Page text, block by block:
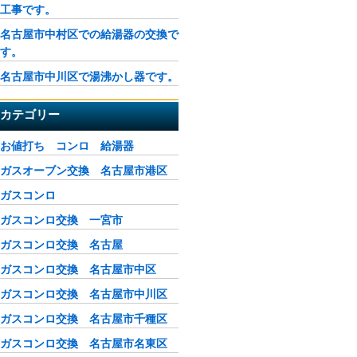
工事です。
名古屋市中村区での給湯器の交換で
す。
名古屋市中川区で湯沸かし器です。
カテゴリー
お値打ち コンロ 給湯器
ガスオーブン交換 名古屋市港区
ガスコンロ
ガスコンロ交換 一宮市
ガスコンロ交換 名古屋
ガスコンロ交換 名古屋市中区
ガスコンロ交換 名古屋市中川区
ガスコンロ交換 名古屋市千種区
ガスコンロ交換 名古屋市名東区